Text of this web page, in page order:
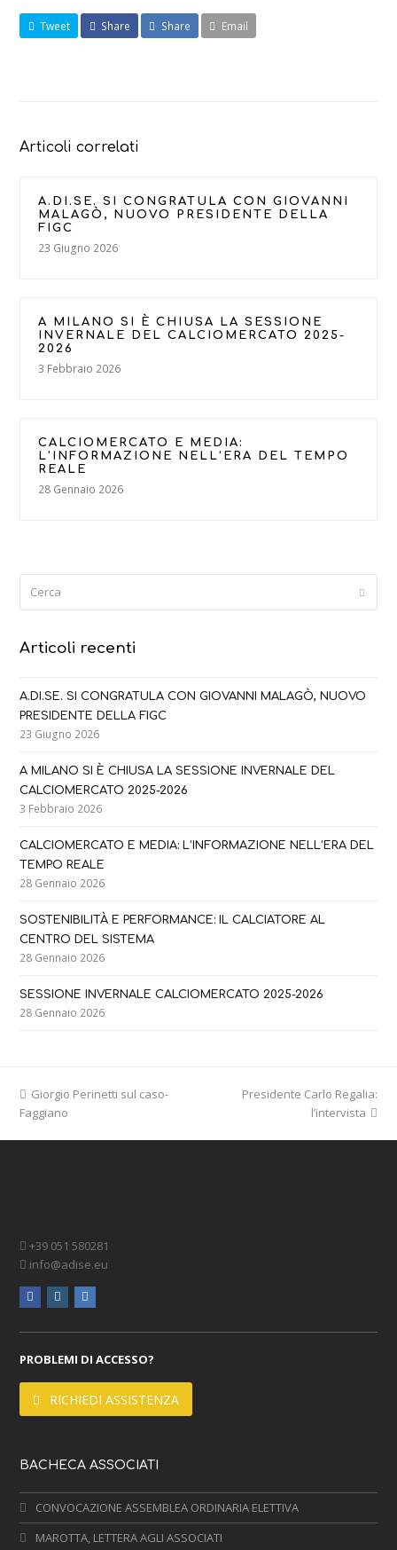
Tweet Share Share Email
Articoli correlati
A.DI.SE. SI CONGRATULA CON GIOVANNI
MALAGÒ, NUOVO PRESIDENTE DELLA
FIGC
23 Giugno 2026
A MILANO SI È CHIUSA LA SESSIONE
INVERNALE DEL CALCIOMERCATO 2025-
2026
3 Febbraio 2026
CALCIOMERCATO E MEDIA:
L’INFORMAZIONE NELL’ERA DEL TEMPO
REALE
28 Gennaio 2026
Articoli recenti
A.DI.SE. SI CONGRATULA CON GIOVANNI MALAGÒ, NUOVO
PRESIDENTE DELLA FIGC
23 Giugno 2026
A MILANO SI È CHIUSA LA SESSIONE INVERNALE DEL
CALCIOMERCATO 2025-2026
3 Febbraio 2026
CALCIOMERCATO E MEDIA: L’INFORMAZIONE NELL’ERA DEL
TEMPO REALE
28 Gennaio 2026
SOSTENIBILITÀ E PERFORMANCE: IL CALCIATORE AL
CENTRO DEL SISTEMA
28 Gennaio 2026
SESSIONE INVERNALE CALCIOMERCATO 2025-2026
28 Gennaio 2026
previous
post:
Giorgio Perinetti sul caso-
Faggiano
next
Presidente Carlo Regalia:
l’intervista
+39 051 580281
info@adise.eu
facebookinstagram
PROBLEMI DI ACCESSO?
RICHIEDI ASSISTENZA
BACHECA ASSOCIATI
CONVOCAZIONE ASSEMBLEA ORDINARIA ELETTIVA
MAROTTA, LETTERA AGLI ASSOCIATI